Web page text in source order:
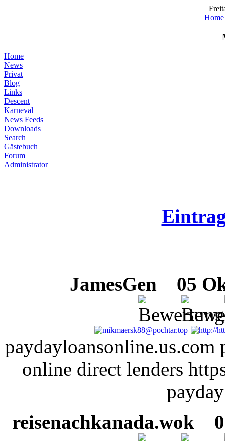
Home
Home
News
Privat
Blog
Links
Descent
Karneval
News Feeds
Downloads
Search
Gästebuch
Forum
Administrator
JamesGen 05
paydayloansonline.us.com
online direct lenders
reisenachkanada.wok